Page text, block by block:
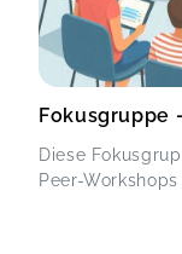
Peer-Workshop -
Fokusgruppe
Diese
Peer-